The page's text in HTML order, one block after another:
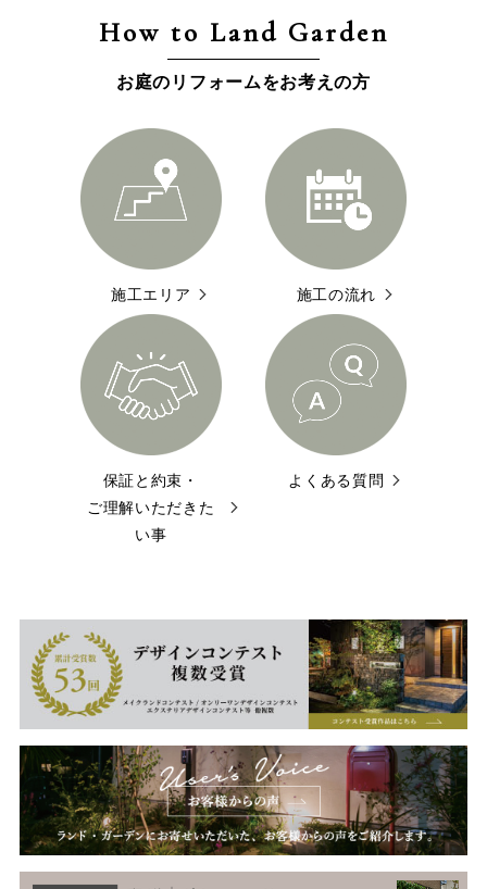
How to Land Garden
お庭のリフォームをお考えの方
施工エリア 施工の流れ
保証と約束・
ご理解いただきた
い事
よくある質問